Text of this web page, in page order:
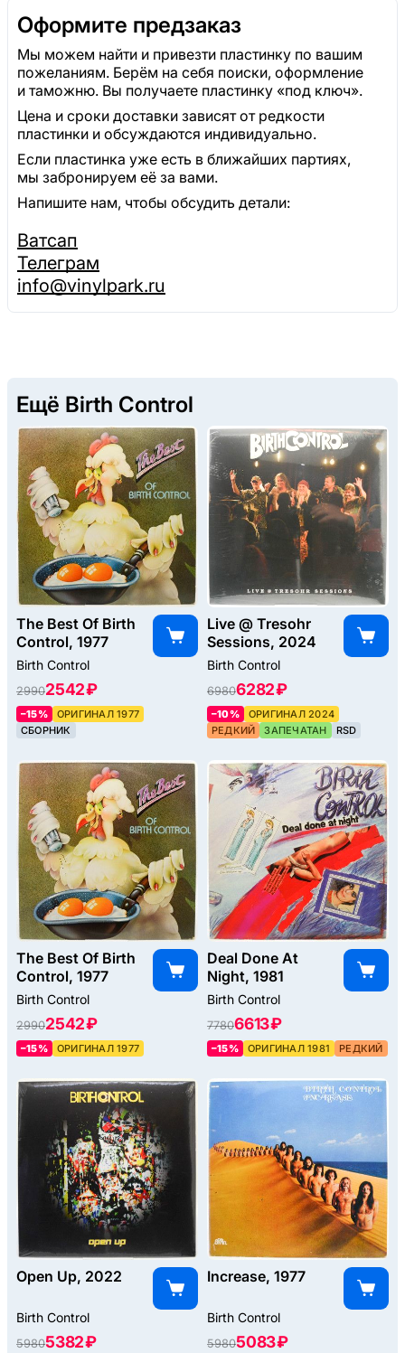
Оформите предзаказ
Мы можем найти и привезти пластинку по вашим
пожеланиям. Берём на себя поиски, оформление
и таможню. Вы получаете пластинку «под ключ».
Цена и сроки доставки зависят от редкости
пластинки и обсуждаются индивидуально.
Если пластинка уже есть в ближайших партиях,
мы забронируем её за вами.
Напишите нам, чтобы обсудить детали:
Ватсап
Телеграм
info@vinylpark.ru
Ещё Birth Control
The Best Of Birth
Control, 1977
Birth Control
29902542 ₽
–15%
ОРИГИНАЛ 1977
СБОРНИК
Live @ Tresohr
Sessions, 2024
Birth Control
69806282 ₽
–10%
ОРИГИНАЛ 2024
РЕДКИЙ
ЗАПЕЧАТАН RSD
The Best Of Birth
Control, 1977
Birth Control
29902542 ₽
–15% ОРИГИНАЛ 1977
Deal Done At
Night, 1981
Birth Control
77806613 ₽
–15% ОРИГИНАЛ 1981 РЕДКИЙ
Open Up, 2022
Birth Control
59805382 ₽
Increase, 1977
Birth Control
59805083 ₽